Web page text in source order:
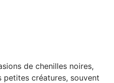
de chenilles noires,
petites créatures, souvent